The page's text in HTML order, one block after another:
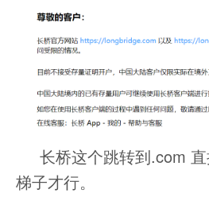
长桥这个跳转到.com
梯子才行。